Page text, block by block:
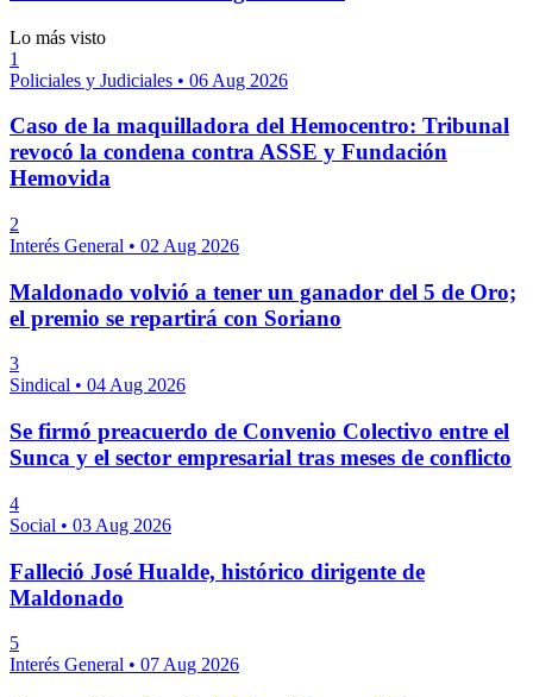
Lo más visto
1
Policiales y Judiciales • 06 Aug 2026
Caso de la maquilladora del Hemocentro: Tribunal
revocó la condena contra ASSE y Fundación
Hemovida
2
Interés General • 02 Aug 2026
Maldonado volvió a tener un ganador del 5 de Oro;
el premio se repartirá con Soriano
3
Sindical • 04 Aug 2026
Se firmó preacuerdo de Convenio Colectivo entre el
Sunca y el sector empresarial tras meses de conflicto
4
Social • 03 Aug 2026
Falleció José Hualde, histórico dirigente de
Maldonado
5
Interés General • 07 Aug 2026